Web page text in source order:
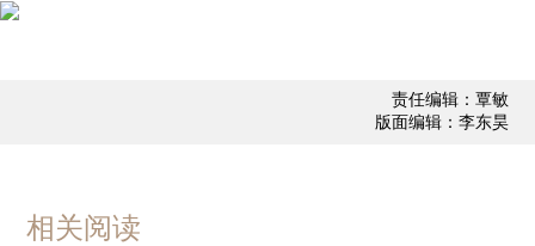
责任编辑：覃敏
版面编辑：李东昊
相关阅读